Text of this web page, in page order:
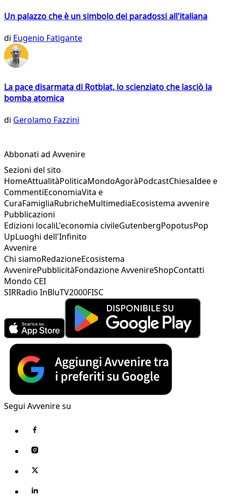
Un palazzo che è un simbolo dei paradossi all'italiana
di Eugenio Fatigante
La pace disarmata di Rotblat, lo scienziato che lasciò la
bomba atomica
di Gerolamo Fazzini
Abbonati ad Avvenire
Sezioni del sito
HomeAttualitàPoliticaMondoAgoràPodcastChiesaIdee e
CommentiEconomiaVita e
CuraFamigliaRubricheMultimediaEcosistema avvenire
Pubblicazioni
Edizioni localiL'economia civileGutenbergPopotusPop
UpLuoghi dell'Infinito
Avvenire
Chi siamoRedazioneEcosistema
AvvenirePubblicitàFondazione AvvenireShopContatti
Mondo CEI
SIRRadio InBluTV2000FISC
Segui Avvenire su